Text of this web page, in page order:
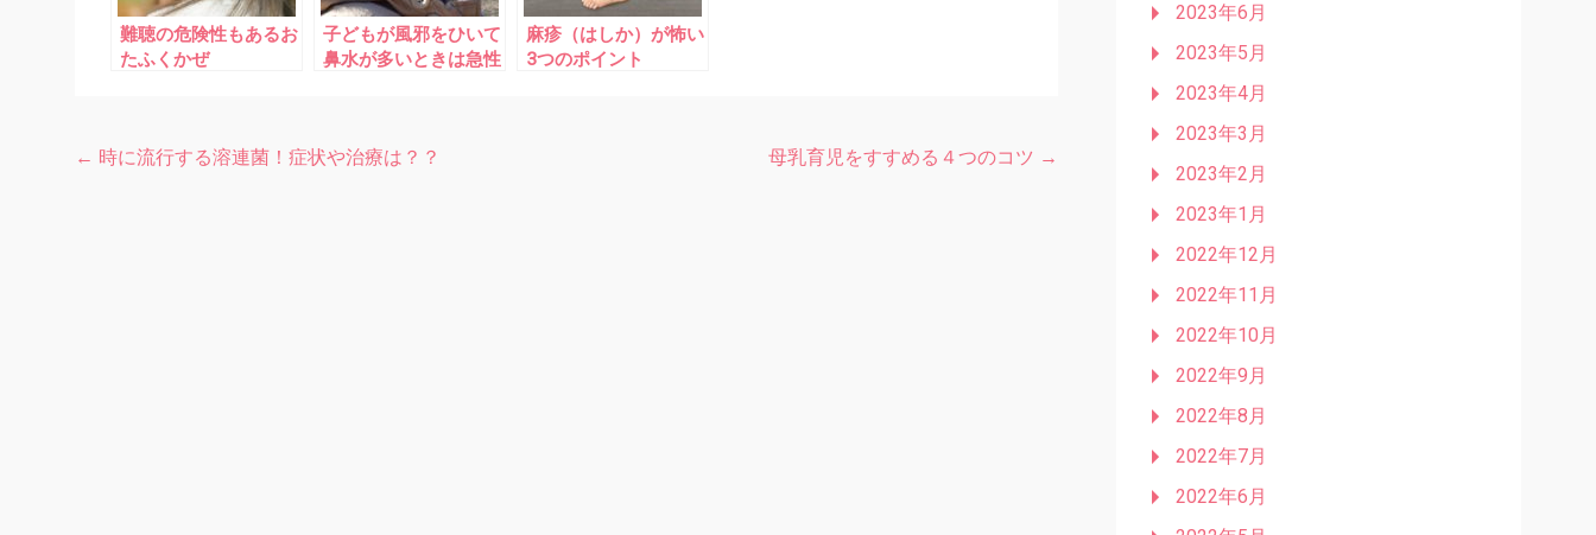
難聴の危険性もあるお
たふくかぜ
子どもが風邪をひいて
鼻水が多いときは急性
麻疹（はしか）が怖い
3つのポイント
投
← 時に流行する溶連菌！症状や治療は？？ 母乳育児をすすめる４つのコツ →
2023年6月
2023年5月
2023年4月
2023年3月
2023年2月
2023年1月
2022年12月
2022年11月
2022年10月
2022年9月
2022年8月
2022年7月
2022年6月